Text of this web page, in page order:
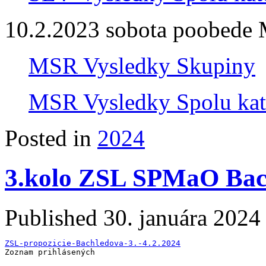
10.2.2023 sobota poobede
MSR Vysledky Skupiny
MSR Vysledky Spolu
Posted in 2024
3.kolo ZSL SPMaO
Published 30. januára 2024
ZSL-propozicie-Bachledova-3.-4.2.2024
Zoznam prihlásených